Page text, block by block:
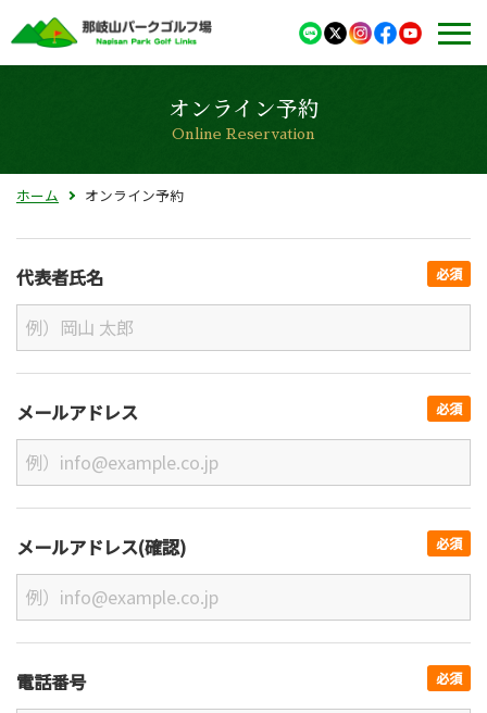
オンライン予約
Online Reservation
ホーム オンライン予約
代表者氏名 必須
メールアドレス 必須
メールアドレス(確認) 必須
電話番号 必須